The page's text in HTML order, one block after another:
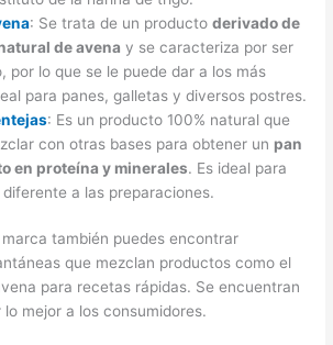
: Se trata de un productoderivado de
de avena y se caracteriza por ser
por lo que se le puede dar a los más
para panes, galletas y diversos postres.
: Es un producto 100% natural que
con otras bases para obtener un pan
en proteína y minerales. Es ideal para
a las preparaciones.
también puedes encontrar
que mezclan productos como el
para recetas rápidas. Se encuentran
mejor a los consumidores.